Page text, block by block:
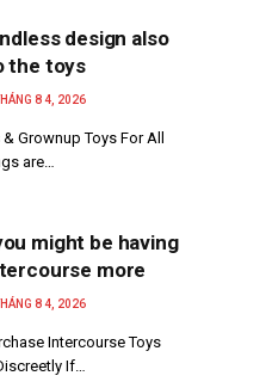
design also
the toys
8 4, 2026
Grownup Toys For All
are…
might be having
more
8 4, 2026
Intercourse Toys
If…